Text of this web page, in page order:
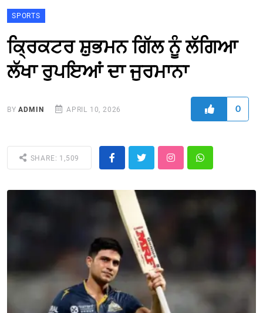
SPORTS
ਕ੍ਰਿਕਟਰ ਸ਼ੁਭਮਨ ਗਿੱਲ ਨੂੰ ਲੱਗਿਆ
ਲੱਖਾ ਰੁਪਇਆਂ ਦਾ ਜੁਰਮਾਨਾ
BYADMIN APRIL 10, 2026 0
SHARE: 1,509